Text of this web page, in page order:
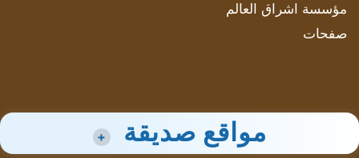
مؤسسة اشراق العالم
صفحات
مواقع صديقة +